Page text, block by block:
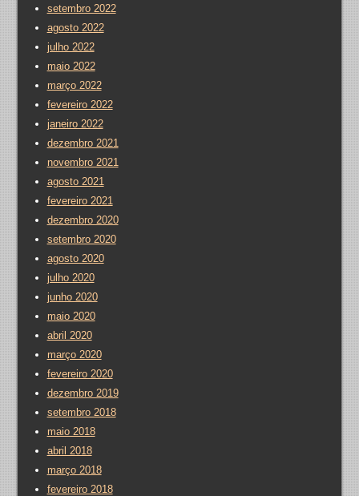
setembro 2022
agosto 2022
julho 2022
maio 2022
março 2022
fevereiro 2022
janeiro 2022
dezembro 2021
novembro 2021
agosto 2021
fevereiro 2021
dezembro 2020
setembro 2020
agosto 2020
julho 2020
junho 2020
maio 2020
abril 2020
março 2020
fevereiro 2020
dezembro 2019
setembro 2018
maio 2018
abril 2018
março 2018
fevereiro 2018